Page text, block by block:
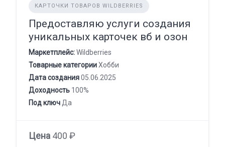
КАРТОЧКИ ТОВАРОВ WILDBERRIES
Предоставляю услуги создания
уникальных карточек вб и озон
Маркетплейс:Wildberries
Товарные категорииХобби
Дата создания05.06.2025
Доходность 100%
Под ключ Да
Цена 400 ₽